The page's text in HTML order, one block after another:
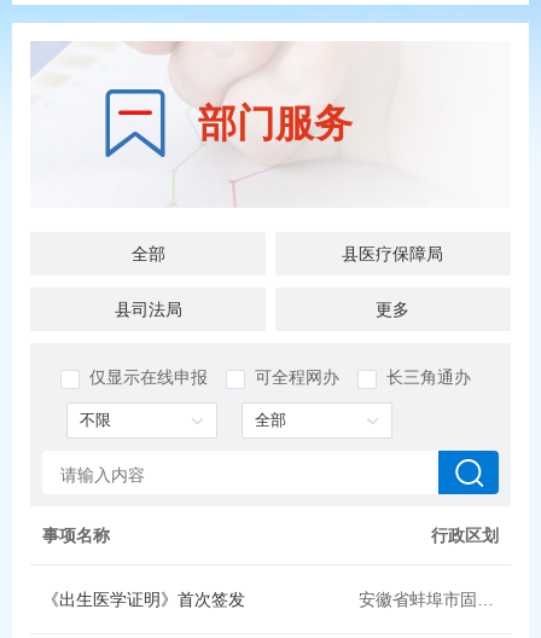
部门服务
全部 县医疗保障局
县司法局 县退役军人局
县交通运输局
县烟草专卖局
县委统战部（县民族宗教事务局、县政府台湾事务办公室）
县水利局
更多
仅显示在线申报 可全程网办 长三角通办
事项名称 行政区划
《出生医学证明》首次签发 安徽省蚌埠市固镇县